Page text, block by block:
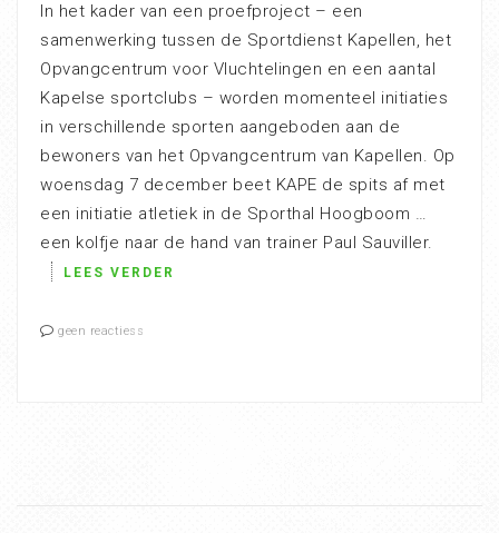
In het kader van een proefproject – een
samenwerking tussen de Sportdienst Kapellen, het
Opvangcentrum voor Vluchtelingen en een aantal
Kapelse sportclubs – worden momenteel initiaties
in verschillende sporten aangeboden aan de
bewoners van het Opvangcentrum van Kapellen. Op
woensdag 7 december beet KAPE de spits af met
een initiatie atletiek in de Sporthal Hoogboom …
een kolfje naar de hand van trainer Paul Sauviller.
LEES VERDER
geen reactiess